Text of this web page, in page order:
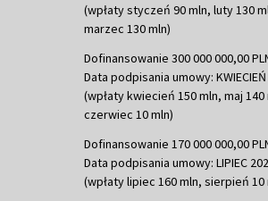
(wpłaty styczeń 90 mln, luty 130
marzec 130 mln)
Dofinansowanie 300 000 000,00
Data podpisania umowy:
(wpłaty kwiecień 150 mln, maj 140
czerwiec 10 mln)
Dofinansowanie 170 000 000,00
Data podpisania umowy: LIPIEC
(wpłaty lipiec 160 mln, sierpień 10